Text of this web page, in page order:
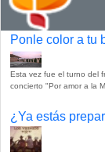
Ponle color a tu
Esta vez fue el turno del
concierto "Por amor a la
¿Ya estás